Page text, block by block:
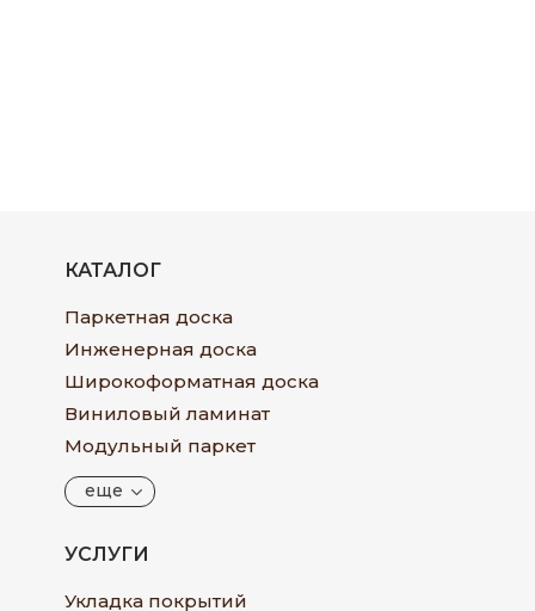
КАТАЛОГ
Паркетная доска
Инженерная доска
Широкоформатная доска
Виниловый ламинат
Модульный паркет
еще
УСЛУГИ
Укладка покрытий